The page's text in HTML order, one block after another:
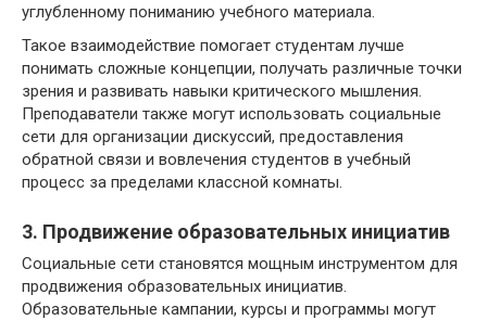
углубленному пониманию учебного материала.
Такое взаимодействие помогает студентам лучше
понимать сложные концепции, получать различные точки
зрения и развивать навыки критического мышления.
Преподаватели также могут использовать социальные
сети для организации дискуссий, предоставления
обратной связи и вовлечения студентов в учебный
процесс за пределами классной комнаты.
3. Продвижение образовательных инициатив
Социальные сети становятся мощным инструментом для
продвижения образовательных инициатив.
Образовательные кампании, курсы и программы могут